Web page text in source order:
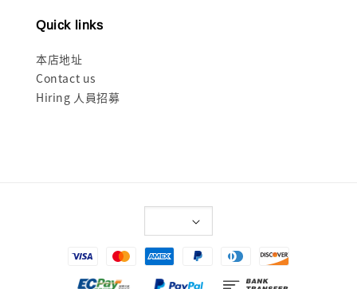
Quick links
本店地址
Contact us
Hiring 人員招募